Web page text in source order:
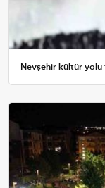
Nevşehir kültür yolu